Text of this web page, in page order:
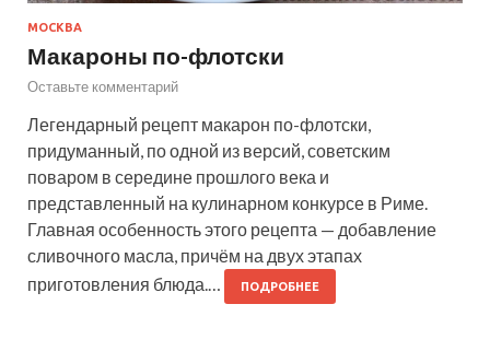
МОСКВА
Макароны по-флотски
Оставьте комментарий
Легендарный рецепт макарон по-флотски,
придуманный, по одной из версий, советским
поваром в середине прошлого века и
представленный на кулинарном конкурсе в Риме.
Главная особенность этого рецепта — добавление
сливочного масла, причём на двух этапах
приготовления блюда.…
ПОДРОБНЕЕ